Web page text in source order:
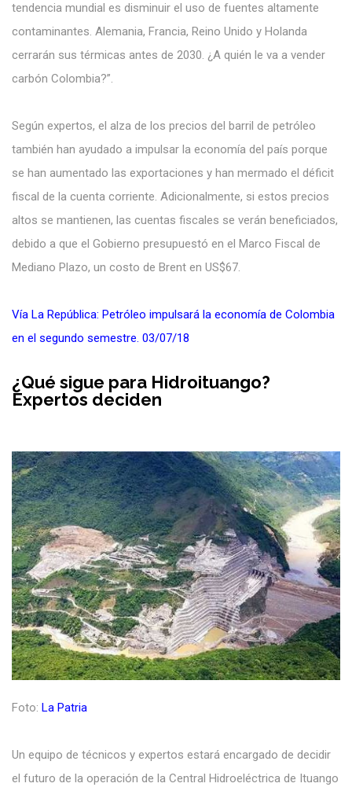
tendencia mundial es disminuir el uso de fuentes altamente
contaminantes. Alemania, Francia, Reino Unido y Holanda
cerrarán sus térmicas antes de 2030. ¿A quién le va a vender
carbón Colombia?”.
Según expertos, el alza de los precios del barril de petróleo
también han ayudado a impulsar la economía del país porque
se han aumentado las exportaciones y han mermado el déficit
fiscal de la cuenta corriente. Adicionalmente, si estos precios
altos se mantienen, las cuentas fiscales se verán beneficiados,
debido a que el Gobierno presupuestó en el Marco Fiscal de
Mediano Plazo, un costo de Brent en US$67.
Vía La República: Petróleo impulsará la economía de Colombia
en el segundo semestre. 03/07/18
¿Qué sigue para Hidroituango?
Expertos deciden
Foto: La Patria
Un equipo de técnicos y expertos estará encargado de decidir
el futuro de la operación de la Central Hidroeléctrica de Ituango